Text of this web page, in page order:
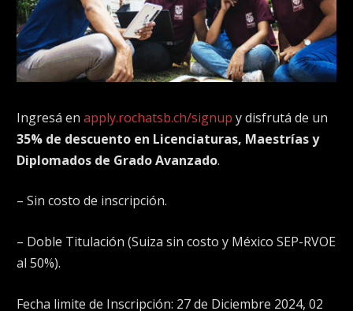
Ingresá en apply.rochatsb.ch/signup y disfrutá de un
35% de descuento en Licenciaturas, Maestrías y
Diplomados de Grado Avanzado.
– Sin costo de inscripción.
– Doble Titulación (Suiza sin costo y México SEP-RVOE
al 50%).
Fecha limite de Inscripción: 27 de Diciembre 2024, 02